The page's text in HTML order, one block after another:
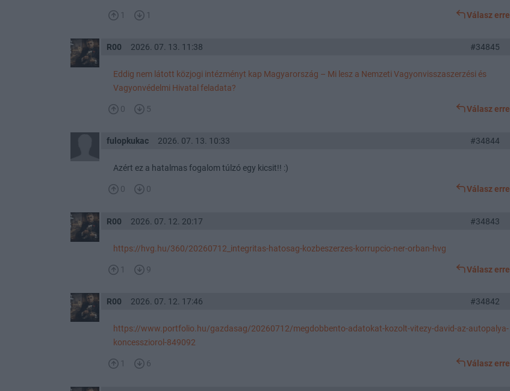
1 1 Válasz erre
R00 2026. 07. 13. 11:38 #34845
Eddig nem látott közjogi intézményt kap Magyarország – Mi lesz a Nemzeti Vagyonvisszaszerzési és
Vagyonvédelmi Hivatal feladata?
0 5 Válasz erre
fulopkukac 2026. 07. 13. 10:33 #34844
Azért ez a hatalmas fogalom túlzó egy kicsit!! :)
0 0 Válasz erre
R00 2026. 07. 12. 20:17 #34843
https://hvg.hu/360/20260712_integritas-hatosag-kozbeszerzes-korrupcio-ner-orban-hvg
1 9 Válasz erre
R00 2026. 07. 12. 17:46 #34842
https://www.portfolio.hu/gazdasag/20260712/megdobbento-adatokat-kozolt-vitezy-david-az-autopalya-
koncessziorol-849092
1 6 Válasz erre